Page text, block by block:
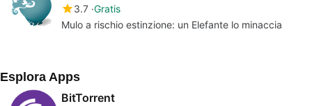
3.7 Gratis
Mulo a rischio estinzione: un Elefante lo minaccia
Esplora Apps
BitTorrent